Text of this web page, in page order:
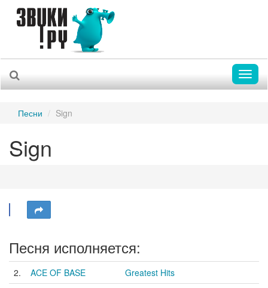
Песни Sign
Sign
Песня исполняется:
2. ACE OF BASE
Greatest Hits